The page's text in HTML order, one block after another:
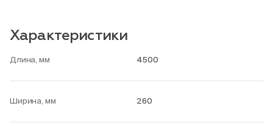
Характеристики
Длина, мм 4500
Ширина, мм 260